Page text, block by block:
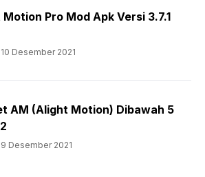
Pro Mod Apk Versi 3.7.1
10 Desember 2021
AM (Alight Motion) Dibawah 5
9 Desember 2021